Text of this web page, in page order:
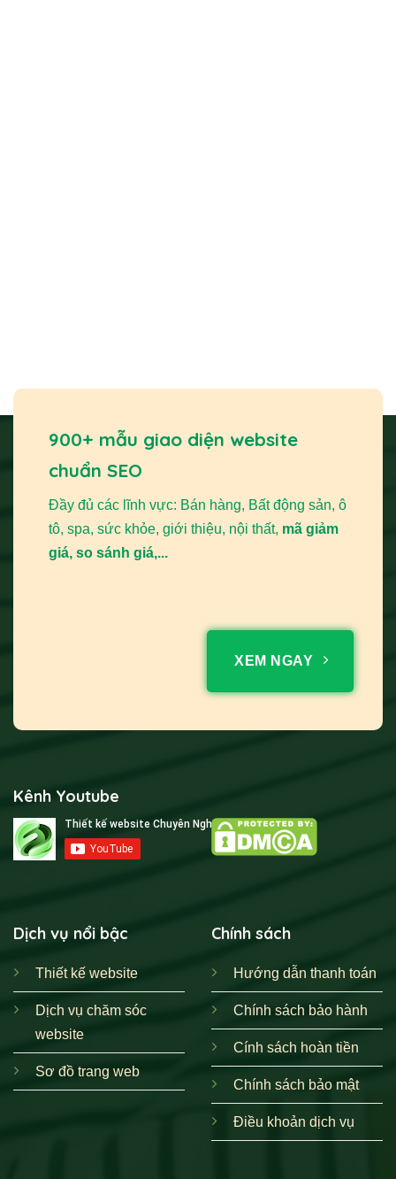
900+ mẫu giao diện website
chuẩn SEO
Đầy đủ các lĩnh vực: Bán hàng, Bất động sản, ô
tô, spa, sức khỏe, giới thiệu, nội thất, mã giảm
giá, so sánh giá,...
XEM NGAY
Kênh Youtube
Dịch vụ nổi bậc
Thiết kế website
Dịch vụ chăm sóc
website
Sơ đồ trang web
Chính sách
Hướng dẫn thanh toán
Chính sách bảo hành
Cính sách hoàn tiền
Chính sách bảo mật
Điều khoản dịch vụ